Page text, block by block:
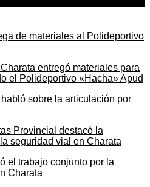
entregó materiales para
el Polideportivo «Hacha» Apud
Provincial destacó la
seguridad vial en Charata